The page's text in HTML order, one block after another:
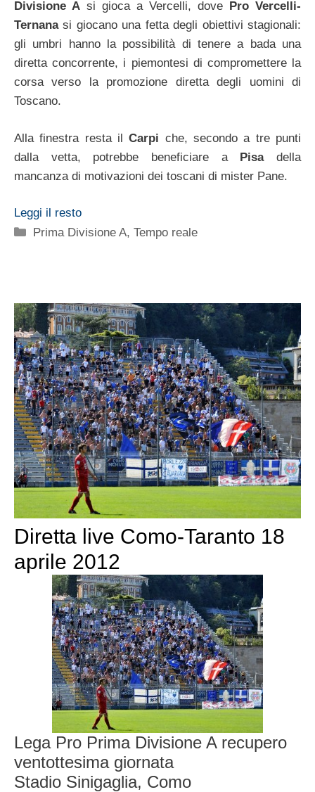
Divisione A si gioca a Vercelli, dove Pro Vercelli-
Ternanasi giocano una fetta degli obiettivi stagionali:
gli umbri hanno la possibilità di tenere a bada una
diretta concorrente, i piemontesi di compromettere la
corsa verso la promozione diretta degli uomini di
Toscano.
Alla finestra resta ilCarpi che, secondo a tre punti
dalla vetta, potrebbe beneficiare a Pisadella
mancanza di motivazioni dei toscani di mister Pane.
Leggi il resto
Categorie
Prima Divisione A,Tempo reale
Diretta live Como-Taranto 18
aprile 2012
Lega Pro Prima Divisione A recupero
ventottesima giornata
Stadio Sinigaglia, Como